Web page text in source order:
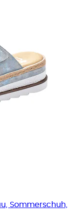
Sommerschuh,